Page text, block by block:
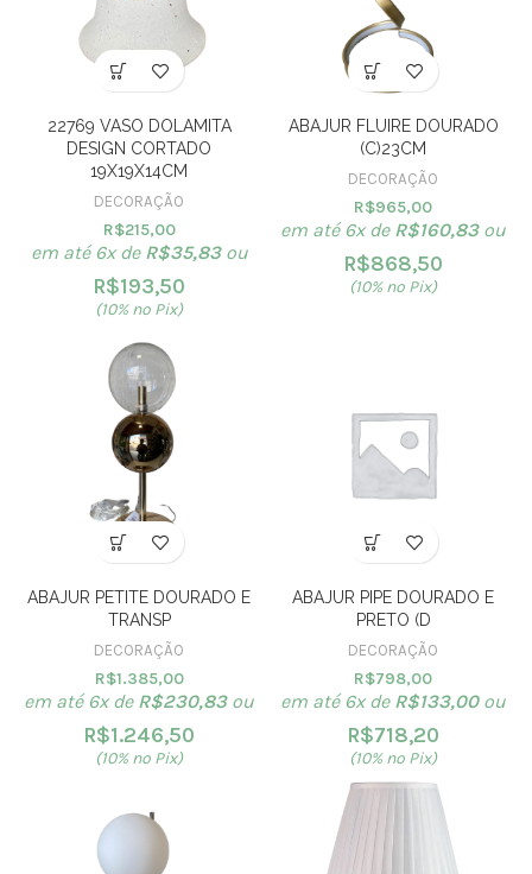
22769 VASO DOLAMITA
DESIGN CORTADO
19X19X14CM
DECORAÇÃO
R$215,00
em até 6x de R$35,83ou
R$193,50
(10% no Pix)
ABAJUR FLUIRE DOURADO
(C)23CM
DECORAÇÃO
R$965,00
em até 6x de R$160,83ou
R$868,50
(10% no Pix)
ABAJUR PETITE DOURADO E
TRANSP
DECORAÇÃO
R$1.385,00
em até 6x de R$230,83ou
R$1.246,50
(10% no Pix)
ABAJUR PIPE DOURADO E
PRETO (D
DECORAÇÃO
R$798,00
em até 6x de R$133,00ou
R$718,20
(10% no Pix)